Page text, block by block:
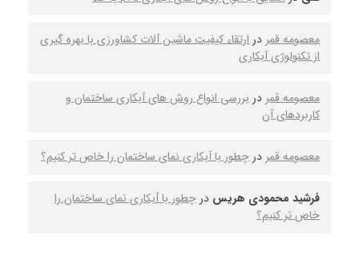
معصومه قمر در ارتقاء کیفیت ماشین‌ آلات کشاورزی با بهره‌ گیری
از تکنولوژی آبکاری
معصومه قمر در بررسی انواع روش‌ های آبکاری ساختمان و
کاربردهای آن
معصومه قمر در چطور با آبکاری نمای ساختمان را خاص‌ تر کنیم؟
فرشید محمودی هریس در چطور با آبکاری نمای ساختمان را
خاص‌ تر کنیم؟